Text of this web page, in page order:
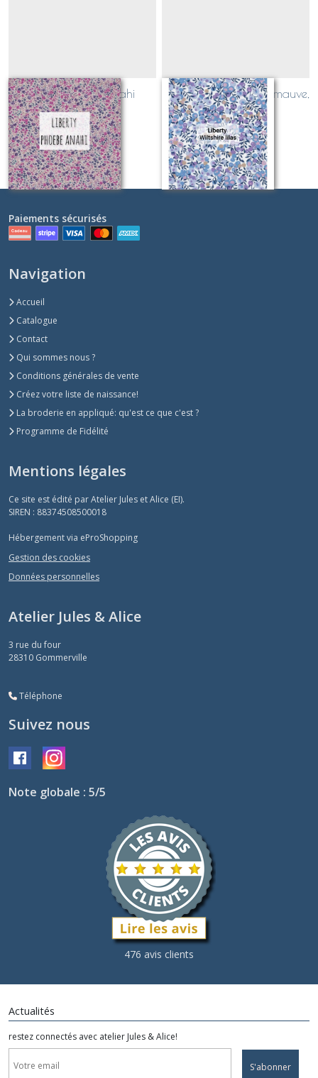
Liberty Phoebe anahi
(CLASSIQUE)
Sur demande
Liberty Wiltshire lilas (mauve,
violet)
Sur demande
Paiements sécurisés
Navigation
Accueil
Catalogue
Contact
Qui sommes nous ?
Conditions générales de vente
Créez votre liste de naissance!
La broderie en appliqué: qu'est ce que c'est ?
Programme de Fidélité
Mentions légales
Ce site est édité par Atelier Jules et Alice (EI).
SIREN : 88374508500018
Hébergement via eProShopping
Gestion des cookies
Données personnelles
Atelier Jules & Alice
3 rue du four
28310 Gommerville
Téléphone
Suivez nous
Note globale : 5/5
476 avis clients
Actualités
restez connectés avec atelier Jules & Alice!
S'abonner